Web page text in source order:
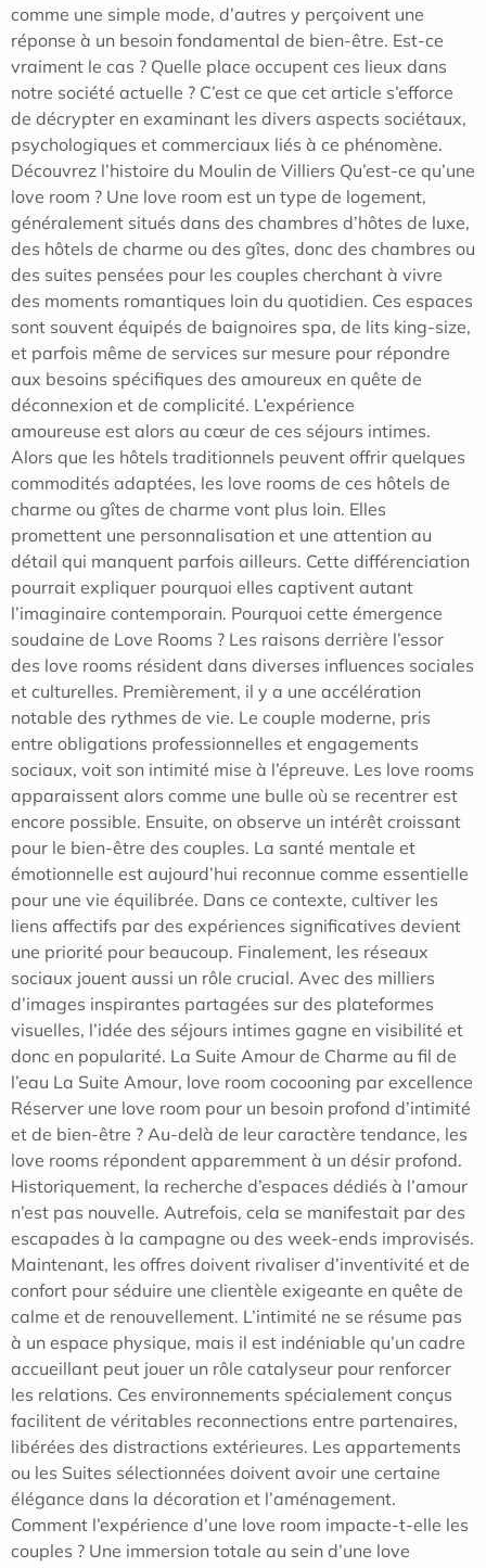
comme une simple mode, d’autres y perçoivent une
réponse à un besoin fondamental de bien-être. Est-ce
vraiment le cas ? Quelle place occupent ces lieux dans
notre société actuelle ? C’est ce que cet article s’efforce
de décrypter en examinant les divers aspects sociétaux,
psychologiques et commerciaux liés à ce phénomène.
Découvrez l’histoire du Moulin de Villiers Qu’est-ce qu’une
love room ? Une love room est un type de logement,
généralement situés dans des chambres d’hôtes de luxe,
des hôtels de charme ou des gîtes, donc des chambres ou
des suites pensées pour les couples cherchant à vivre
des moments romantiques loin du quotidien. Ces espaces
sont souvent équipés de baignoires spa, de lits king-size,
et parfois même de services sur mesure pour répondre
aux besoins spécifiques des amoureux en quête de
déconnexion et de complicité. L’expérience
amoureuse est alors au cœur de ces séjours intimes.
Alors que les hôtels traditionnels peuvent offrir quelques
commodités adaptées, les love rooms de ces hôtels de
charme ou gîtes de charme vont plus loin. Elles
promettent une personnalisation et une attention au
détail qui manquent parfois ailleurs. Cette différenciation
pourrait expliquer pourquoi elles captivent autant
l’imaginaire contemporain. Pourquoi cette émergence
soudaine de Love Rooms ? Les raisons derrière l’essor
des love rooms résident dans diverses influences sociales
et culturelles. Premièrement, il y a une accélération
notable des rythmes de vie. Le couple moderne, pris
entre obligations professionnelles et engagements
sociaux, voit son intimité mise à l’épreuve. Les love rooms
apparaissent alors comme une bulle où se recentrer est
encore possible. Ensuite, on observe un intérêt croissant
pour le bien-être des couples. La santé mentale et
émotionnelle est aujourd’hui reconnue comme essentielle
pour une vie équilibrée. Dans ce contexte, cultiver les
liens affectifs par des expériences significatives devient
une priorité pour beaucoup. Finalement, les réseaux
sociaux jouent aussi un rôle crucial. Avec des milliers
d’images inspirantes partagées sur des plateformes
visuelles, l’idée des séjours intimes gagne en visibilité et
donc en popularité. La Suite Amour de Charme au fil de
l’eau La Suite Amour, love room cocooning par excellence
Réserver une love room pour un besoin profond d’intimité
et de bien-être ? Au-delà de leur caractère tendance, les
love rooms répondent apparemment à un désir profond.
Historiquement, la recherche d’espaces dédiés à l’amour
n’est pas nouvelle. Autrefois, cela se manifestait par des
escapades à la campagne ou des week-ends improvisés.
Maintenant, les offres doivent rivaliser d’inventivité et de
confort pour séduire une clientèle exigeante en quête de
calme et de renouvellement. L’intimité ne se résume pas
à un espace physique, mais il est indéniable qu’un cadre
accueillant peut jouer un rôle catalyseur pour renforcer
les relations. Ces environnements spécialement conçus
facilitent de véritables reconnections entre partenaires,
libérées des distractions extérieures. Les appartements
ou les Suites sélectionnées doivent avoir une certaine
élégance dans la décoration et l’aménagement.
Comment l’expérience d’une love room impacte-t-elle les
couples ? Une immersion totale au sein d’une love